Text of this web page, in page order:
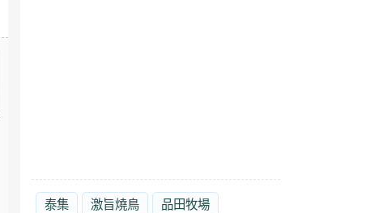
泰集 激旨燒鳥 品田牧場